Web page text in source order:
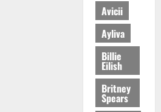
Avicii
Ayliva
Billie
Eilish
Britney
Spears